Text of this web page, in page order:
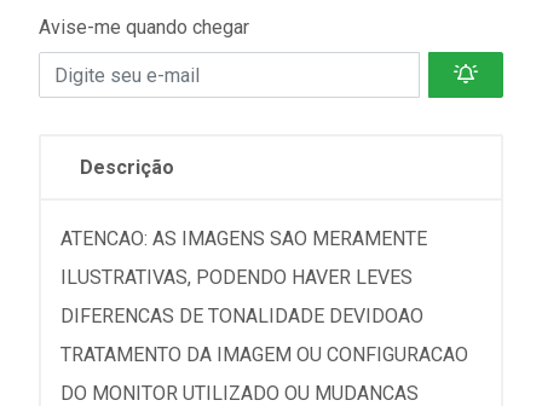
Avise-me quando chegar
Descrição
ATENCAO: AS IMAGENS SAO MERAMENTE
ILUSTRATIVAS, PODENDO HAVER LEVES
DIFERENCAS DE TONALIDADE DEVIDOAO
TRATAMENTO DA IMAGEM OU CONFIGURACAO
DO MONITOR UTILIZADO OU MUDANCAS